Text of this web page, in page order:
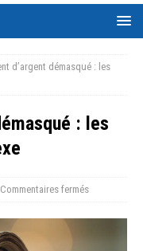
d’argent démasqué : les
: les
Commentaires fermés